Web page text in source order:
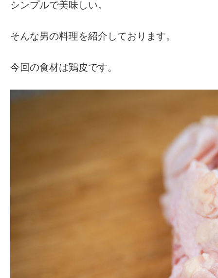
シンプルで美味しい。
そんな男の料理を紹介しております。
今回の食材は鶏皮です。